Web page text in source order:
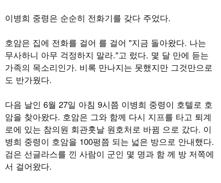
이병희 중령은 순순히 전화기를 갖다 주었다.
호암은 집에 전화를 걸어 를 걸어 "지금 돌아왔다. 나는
무사하니 아무 걱정하지 말라."고 렀다. 몇 달 만에 듣는
가족의 목소리인가. 비록 만나지는 못했지만 그것만으로
도 반가웠다.
다음 날인 6월 27일 아침 9시쯤 이병희 중령이 호텔로 호
암을 찾아왔다. 호암은 그와 함께 다시 지프를 타고 퇴계
로에 있는 참의원 회관훗날 원호처로 바뀜 으로 갔다. 이
병희 중령이 호암을 100평쯤 되는 넓은 방으로 안내했다.
검은 선글라스를 낀 사람이 군인 몇 명과 함 께 방 저쪽에
서 걸어왔다.